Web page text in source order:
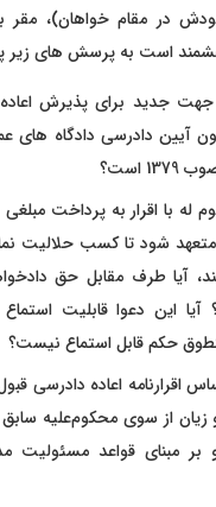
در مقام خواهان)،
است به پرسش‌ های زیر
جهت جدید برای پذیرش
426 قانون آیین دادرسی دادگاه‌
است؟
له با اقرار به پرداخت
متعهد شود تا کسب حلالیت
آیا طرف مقابل حق
آیا این دعوا قابلیت
حکم قابل استماع نیست؟
اقرارنامه اعاده دادرسی
زیان از سوی محکوم‌علیه سابق
و بر مبنای قواعد مسئولیت